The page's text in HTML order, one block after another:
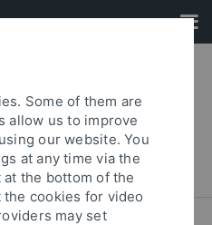
Fakultät
Astrophysik
ATHENA
Some of them are
allow us to improve
our website. You
at any time via the
at the bottom of the
the cookies for video
may set